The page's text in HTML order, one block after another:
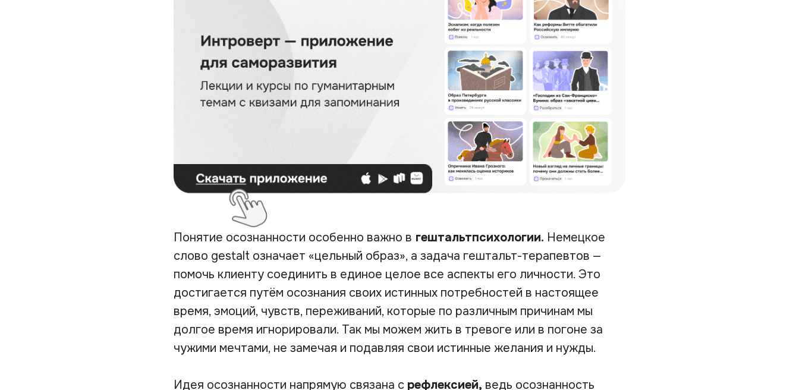
Понятие осознанности особенно важно в гештальтпсихологии. Немецкое
слово gestalt означает «цельный образ», а задача гештальт-терапевтов —
помочь клиенту соединить в единое целое все аспекты его личности. Это
достигается путём осознания своих истинных потребностей в настоящее
время, эмоций, чувств, переживаний, которые по различным причинам мы
долгое время игнорировали. Так мы можем жить в тревоге или в погоне за
чужими мечтами, не замечая и подавляя свои истинные желания и нужды.
Идея осознанности напрямую связана с рефлексией, ведь осознанность